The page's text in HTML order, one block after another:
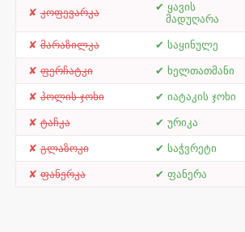
კოფევარკა
ყავის
მადუღარა
მარაზილკა საყინულე
ფერჩატკი ხელთათმანი
პოლის ჯოხი იატაკის ჯოხი
ტაჩკა ურიკა
გლაზოკი საჭვრეტი
ფანერკა ფანერა